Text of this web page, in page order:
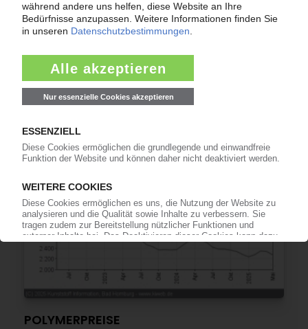
PUR Juni 2025: Fester fixiertes Benzol kann den
Abwärtstrend nicht bremsen / Aggressive
Importe treffen vor allem TDI / Nachfrage
könnte sich zu Beginn der Ferienzeit noch
verschlechtern
POLYMERPREISE